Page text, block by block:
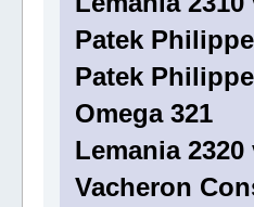
Patek
Patek
Omega 321
Lemania
Vacheron